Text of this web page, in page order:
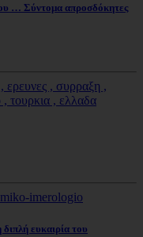
… Σύντομα απροσδόκητες
ευκαιρία του